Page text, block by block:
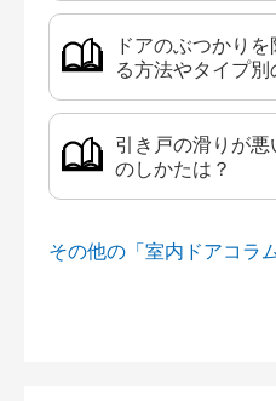
ドアのぶつかり
る方法やタイプ
引き戸の滑りが
のしかたは？
その他の「室内ドアコラ